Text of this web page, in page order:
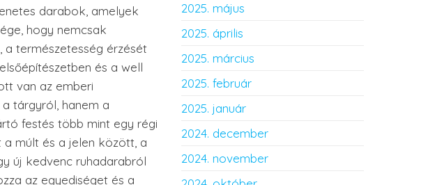
darabok, amelyek
hogy nemcsak
a természetesség érzését
és a well
van az emberi
tárgyról, hanem a
festés több mint egy régi
a múlt és a jelen között, a
új kedvenc ruhadarabról
az egyediséget és a
2025. május
2025. április
2025. március
2025. február
2025. január
2024. december
2024. november